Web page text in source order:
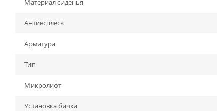
Материал сиденья
Антивсплеск
Арматура
Тип
Микролифт
Установка бачка